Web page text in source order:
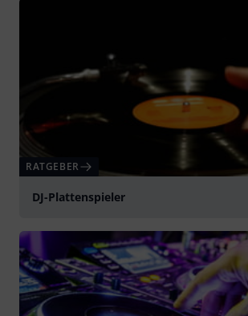
RATGEBER
DJ-Plattenspieler